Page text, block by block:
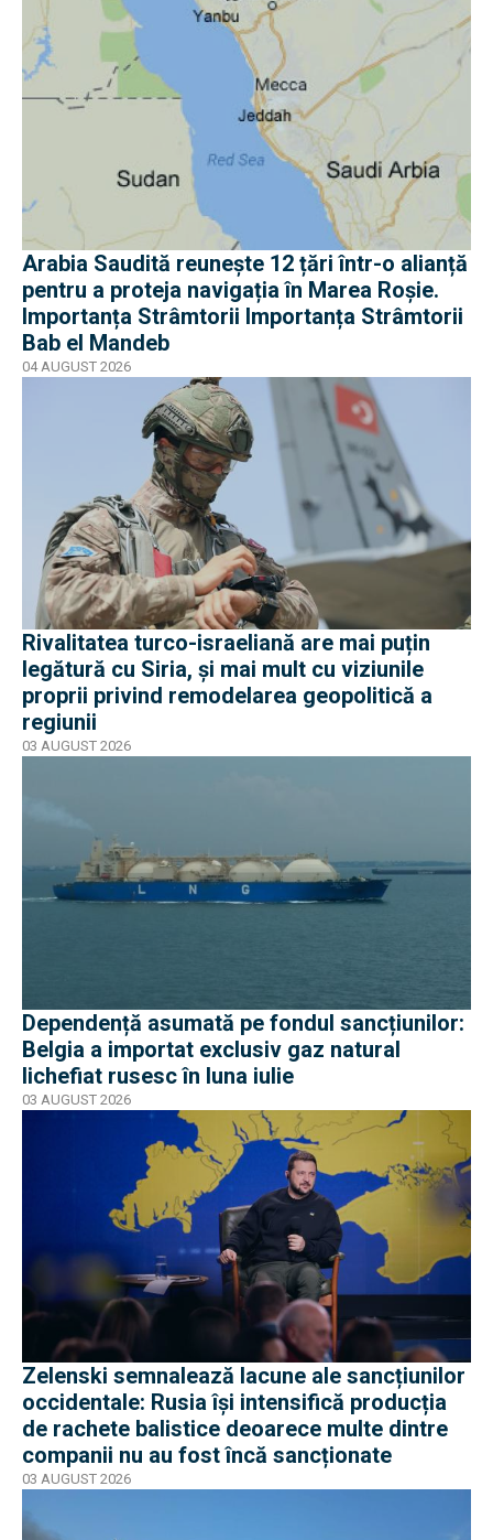
Arabia Saudită reunește 12 țări într-o alianță
pentru a proteja navigația în Marea Roșie.
Importanța Strâmtorii Importanța Strâmtorii
Bab el Mandeb
04 AUGUST 2026
Rivalitatea turco-israeliană are mai puțin
legătură cu Siria, și mai mult cu viziunile
proprii privind remodelarea geopolitică a
regiunii
03 AUGUST 2026
Dependență asumată pe fondul sancțiunilor:
Belgia a importat exclusiv gaz natural
lichefiat rusesc în luna iulie
03 AUGUST 2026
Zelenski semnalează lacune ale sancțiunilor
occidentale: Rusia își intensifică producția
de rachete balistice deoarece multe dintre
companii nu au fost încă sancționate
03 AUGUST 2026